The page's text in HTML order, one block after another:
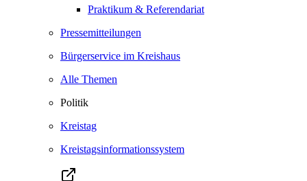
Praktikum & Referendariat
Pressemitteilungen
Bürgerservice im Kreishaus
Alle Themen
Politik
Kreistag
Kreistagsinformationssystem